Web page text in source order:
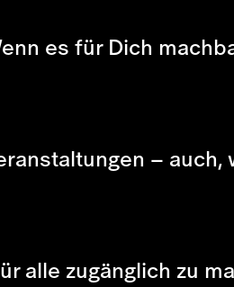
es für Dich
–
alle zugänglich zu